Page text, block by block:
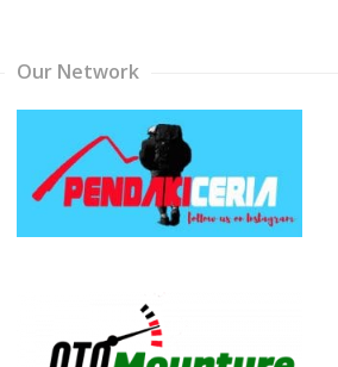
Our Network